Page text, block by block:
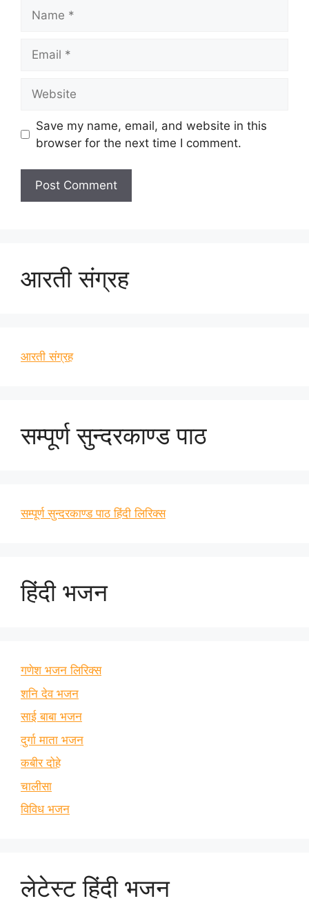
Save my name, email, and website in this
browser for the next time I comment.
आरती संग्रह
आरती संग्रह
सम्पूर्ण सुन्दरकाण्ड पाठ
सम्पूर्ण सुन्दरकाण्ड पाठ हिंदी लिरिक्स
हिंदी भजन
गणेश भजन लिरिक्स
शनि देव भजन
साई बाबा भजन
दुर्गा माता भजन
कबीर दोहे
चालीसा
विविध भजन
लेटेस्ट हिंदी भजन